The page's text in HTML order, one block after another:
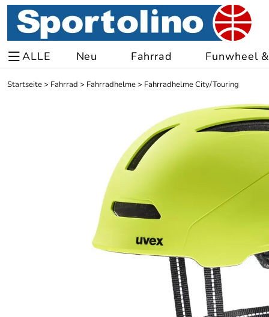
ALLE Neu Fahrrad Funwheel
Startseite> Fahrrad > Fahrradhelme> Fahrradhelme City/Touring